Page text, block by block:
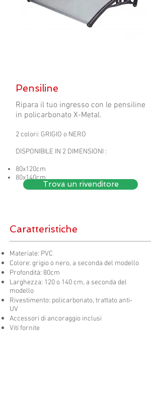
Pensiline
Ripara il tuo ingresso con le pensiline
in policarbonato X-Metal.
2 colori: GRIGIO o NERO
DISPONIBILE IN 2 DIMENSIONI :
80x120cm
80x140cm
Trova un rivenditore
Caratteristiche
Materiale: PVC
Colore: grigio o nero, a seconda del modello
Profondità: 80cm
Larghezza: 120 o 140 cm, a seconda del
modello
Rivestimento: policarbonato, trattato anti-
UV
Accessori di ancoraggio inclusi
Viti fornite